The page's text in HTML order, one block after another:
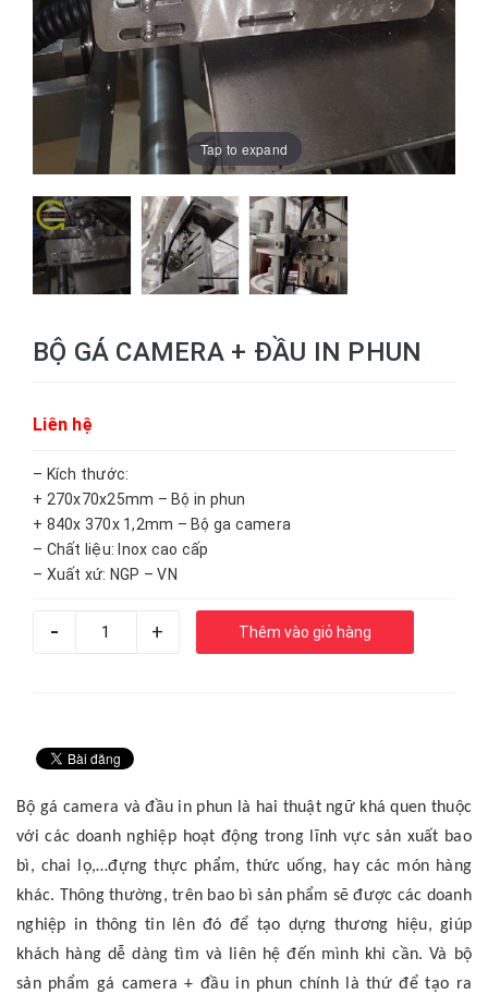
Tap to expand
BỘ GÁ CAMERA + ĐẦU IN PHUN
Liên hệ
– Kích thước:
+ 270x70x25mm – Bộ in phun
+ 840x 370x 1,2mm – Bộ ga camera
– Chất liệu: Inox cao cấp
– Xuất xứ: NGP – VN
- + Thêm vào giỏ hàng
Bộ gá camera và đầu in phun là hai thuật ngữ khá quen thuộc
với các doanh nghiệp hoạt động trong lĩnh vực sản xuất bao
bì, chai lọ,…đựng thực phẩm, thức uống, hay các món hàng
khác. Thông thường, trên bao bì sản phẩm sẽ được các doanh
nghiệp in thông tin lên đó để tạo dựng thương hiệu, giúp
khách hàng dễ dàng tìm và liên hệ đến mình khi cần. Và bộ
sản phẩm gá camera + đầu in phun chính là thứ để tạo ra